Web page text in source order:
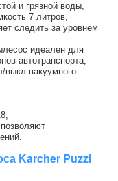
и грязной воды,
7 литров,
следить за уровнем
идеален для
автотранспорта,
выкл вакуумного
Karcher Puzzi